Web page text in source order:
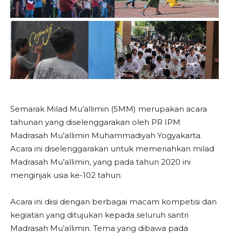
Semarak Milad Mu’allimin (SMM) merupakan acara
tahunan yang diselenggarakan oleh PR IPM
Madrasah Mu’allimin Muhammadiyah Yogyakarta.
Acara ini diselenggarakan untuk memeriahkan milad
Madrasah Mu’allimin, yang pada tahun 2020 ini
menginjak usia ke-102 tahun.
Acara ini diisi dengan berbagai macam kompetisi dan
kegiatan yang ditujukan kepada seluruh santri
Madrasah Mu’allimin. Tema yang dibawa pada